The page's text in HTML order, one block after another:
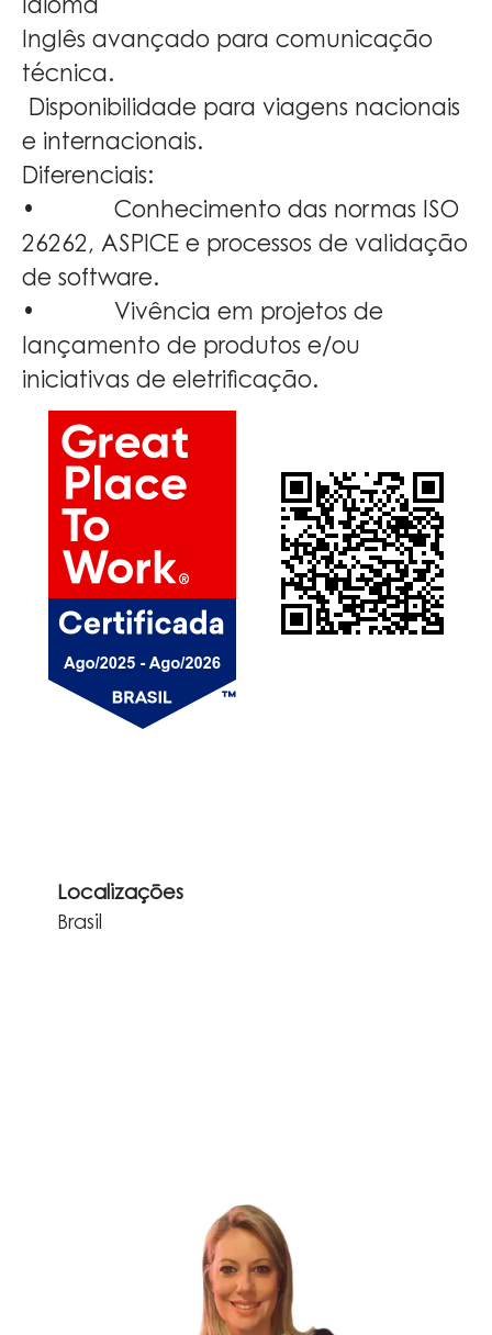
Idioma
Inglês avançado para comunicação
técnica.
Disponibilidade para viagens nacionais
e internacionais.
Diferenciais:
• Conhecimento das normas ISO
26262, ASPICE e processos de validação
de software.
• Vivência em projetos de
lançamento de produtos e/ou
iniciativas de eletrificação.
Localizações
Brasil